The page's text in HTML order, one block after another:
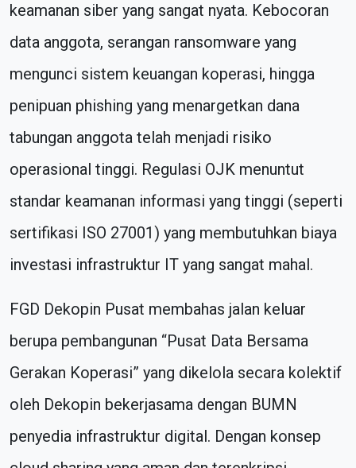
keamanan siber yang sangat nyata. Kebocoran
data anggota, serangan ransomware yang
mengunci sistem keuangan koperasi, hingga
penipuan phishing yang menargetkan dana
tabungan anggota telah menjadi risiko
operasional tinggi. Regulasi OJK menuntut
standar keamanan informasi yang tinggi (seperti
sertifikasi ISO 27001) yang membutuhkan biaya
investasi infrastruktur IT yang sangat mahal.
FGD Dekopin Pusat membahas jalan keluar
berupa pembangunan “Pusat Data Bersama
Gerakan Koperasi” yang dikelola secara kolektif
oleh Dekopin bekerjasama dengan BUMN
penyedia infrastruktur digital. Dengan konsep